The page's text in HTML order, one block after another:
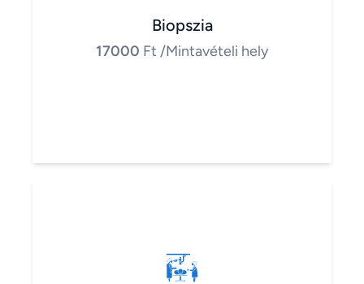
Biopszia
17000 Ft /Mintavételi hely